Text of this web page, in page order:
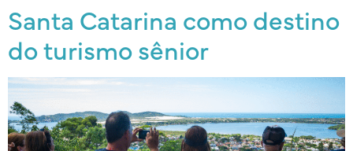
Santa Catarina como destino
do turismo sênior